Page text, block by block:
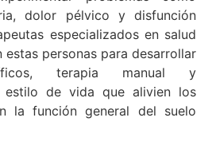
dolor pélvico y disfunción
especializados en salud
personas para desarrollar
terapia manual y
estilo de vida que alivien los
la función general del suelo